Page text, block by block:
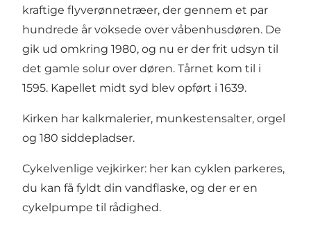
kraftige flyverønnetræer, der gennem et par
hundrede år voksede over våbenhusdøren. De
gik ud omkring 1980, og nu er der frit udsyn til
det gamle solur over døren. Tårnet kom til i
1595. Kapellet midt syd blev opført i 1639.
Kirken har kalkmalerier, munkestensalter, orgel
og 180 siddepladser.
Cykelvenlige vejkirker: her kan cyklen parkeres,
du kan få fyldt din vandflaske, og der er en
cykelpumpe til rådighed.